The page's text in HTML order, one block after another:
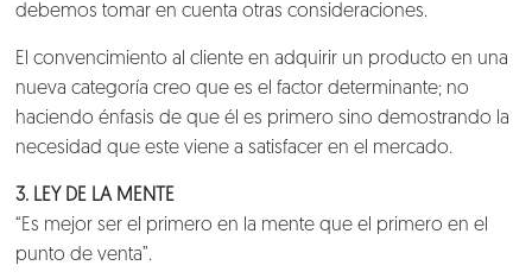
debemos tomar en cuenta otras consideraciones.
El convencimiento al cliente en adquirir un producto en una
nueva categoría creo que es el factor determinante; no
haciendo énfasis de que él es primero sino demostrando la
necesidad que este viene a satisfacer en el mercado.
3. LEY DE LA MENTE
“Es mejor ser el primero en la mente que el primero en el
punto de venta”.